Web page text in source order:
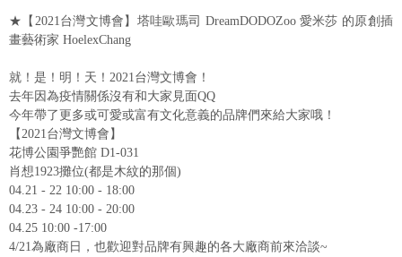
★【2021台灣文博會】塔哇歐瑪司 DreamDODOZoo 愛米莎 的原創插
畫藝術家 HoelexChang
就！是！明！天！2021台灣文博會！
去年因為疫情關係沒有和大家見面QQ
今年帶了更多或可愛或富有文化意義的品牌們來給大家哦！
【2021台灣文博會】
花博公園爭艷館 D1-031
肖想1923攤位(都是木紋的那個)
04.21 - 22 10:00 - 18:00
04.23 - 24 10:00 - 20:00
04.25 10:00 -17:00
4/21為廠商日，也歡迎對品牌有興趣的各大廠商前來洽談~